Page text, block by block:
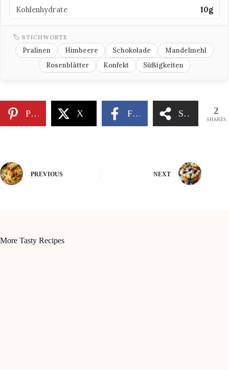
Kohlenhydrate
10g
🏷 STICHWORTE
Pralinen Himbeere Schokolade
Mandelmehl
Rosenblätter
Konfekt Süßigkeiten
Pinterest X Facebook Share 2
SHARES
PREVIOUS NEXT
More Tasty Recipes